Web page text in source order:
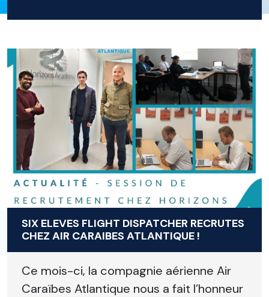
SIX ELEVES FLIGHT DISPATCHER RECRUTES
CHEZ AIR CARAIBES ATLANTIQUE !
Ce mois-ci, la compagnie aérienne Air
Caraïbes Atlantique nous a fait l’honneur